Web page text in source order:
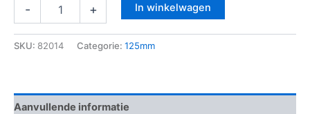
- + In winkelwagen
SKU: 82014 Categorie: 125mm
Aanvullende informatie